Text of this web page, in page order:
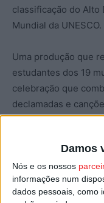
Damos
Nós e os nossos
informações num
dados pessoais, como
classificação do
Mundial da UNESCO.
Uma produção que
estudantes dos 19
celebração que
declamadas e
Concebido com, e
espetáculo de 90
diferentes níveis de
bens identitários
apresentam rituais,